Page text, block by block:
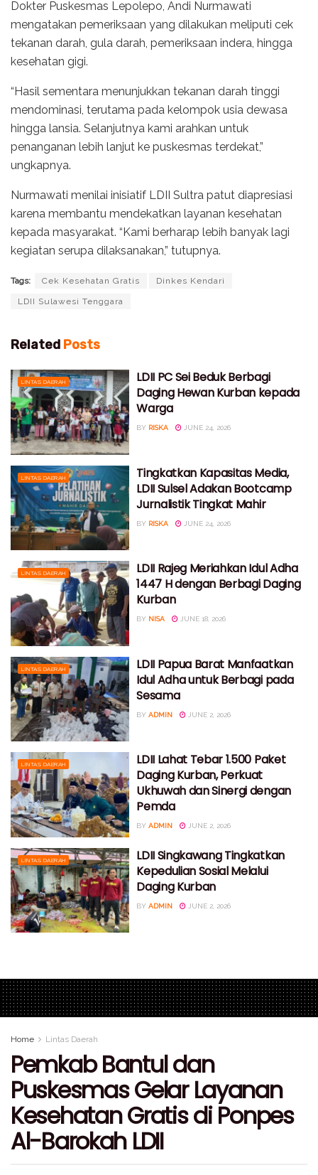
Dokter Puskesmas Lepolepo, Andi Nurmawati
mengatakan pemeriksaan yang dilakukan meliputi cek
tekanan darah, gula darah, pemeriksaan indera, hingga
kesehatan gigi.
“Hasil sementara menunjukkan tekanan darah tinggi
mendominasi, terutama pada kelompok usia dewasa
hingga lansia. Selanjutnya kami arahkan untuk
penanganan lebih lanjut ke puskesmas terdekat,”
ungkapnya.
Nurmawati menilai inisiatif LDII Sultra patut diapresiasi
karena membantu mendekatkan layanan kesehatan
kepada masyarakat. “Kami berharap lebih banyak lagi
kegiatan serupa dilaksanakan,” tutupnya.
Tags: Cek Kesehatan Gratis Dinkes Kendari
LDII Sulawesi Tenggara
Related Posts
LINTAS DAERAH
LDII PC Sei Beduk Berbagi
Daging Hewan Kurban kepada
Warga
BY RISKA JUNE 24, 2026
LINTAS DAERAH
Tingkatkan Kapasitas Media,
LDII Sulsel Adakan Bootcamp
Jurnalistik Tingkat Mahir
BY RISKA JUNE 24, 2026
LINTAS DAERAH
LDII Rajeg Meriahkan Idul Adha
1447 H dengan Berbagi Daging
Kurban
BY NISA JUNE 18, 2026
LINTAS DAERAH
LDII Papua Barat Manfaatkan
Idul Adha untuk Berbagi pada
Sesama
BY ADMIN JUNE 2, 2026
LINTAS DAERAH
LDII Lahat Tebar 1.500 Paket
Daging Kurban, Perkuat
Ukhuwah dan Sinergi dengan
Pemda
BY ADMIN JUNE 2, 2026
LINTAS DAERAH
LDII Singkawang Tingkatkan
Kepedulian Sosial Melalui
Daging Kurban
BY ADMIN JUNE 2, 2026
Home Lintas Daerah
Pemkab Bantul dan
Puskesmas Gelar Layanan
Kesehatan Gratis di Ponpes
Al-Barokah LDII